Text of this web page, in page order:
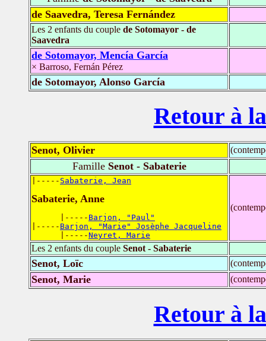
de Saavedra, Teresa Fernández
Les 2 enfants du couple de Sotomayor - de
Saavedra
de Sotomayor, Mencía García
× Barroso, Fernán Pérez
de Sotomayor, Alonso García
Retour à
Senot, Olivier
FamilleSenot - Sabaterie
|----- Sabaterie, Jean
Sabaterie, Anne
      |-----
Barjon, "Paul"
|----- Barjon, "Marie" Josèphe Jacqueline
      |-----
Neyret, Marie
Les 2 enfants du couple Senot - Sabaterie
Senot, Loïc
Senot, Marie
Retour à